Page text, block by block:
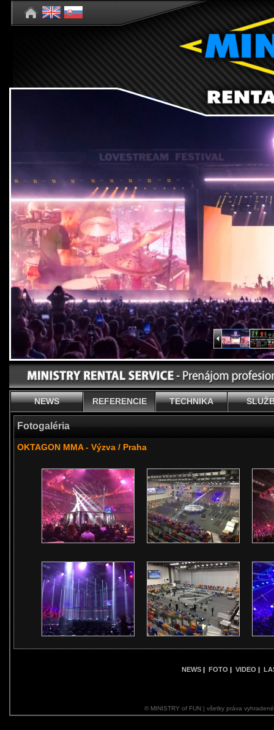
NEWS REFERENCIE TECHNIKA
Fotogaléria
OKTAGON MMA - Výzva / Praha
NEWS | FOTO | VIDEO |
© MINISTRY of FUN | všetky práva